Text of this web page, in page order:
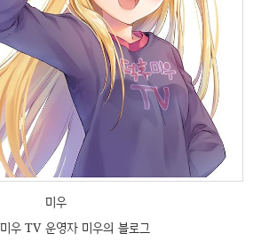
미우
우 TV 운영자 미우의 블로그